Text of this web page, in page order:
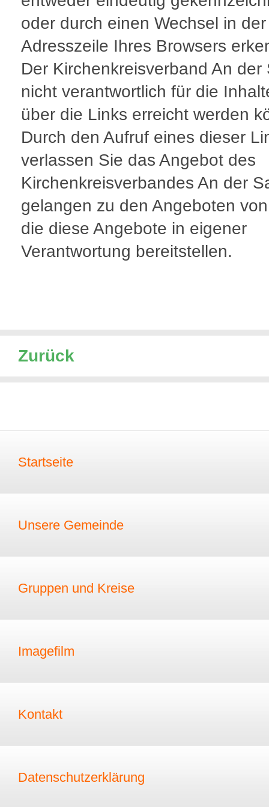
oder durch einen Wechsel in der
Adresszeile Ihres Browsers
Der Kirchenkreisverband An der
nicht verantwortlich für die
über die Links erreicht werden
Durch den Aufruf eines dieser
verlassen Sie das Angebot des
Kirchenkreisverbandes An der
gelangen zu den Angeboten
die diese Angebote in eigener
Verantwortung bereitstellen.
Zurück
Startseite
Unsere Gemeinde
Gruppen und Kreise
Imagefilm
Kontakt
Datenschutzerklärung